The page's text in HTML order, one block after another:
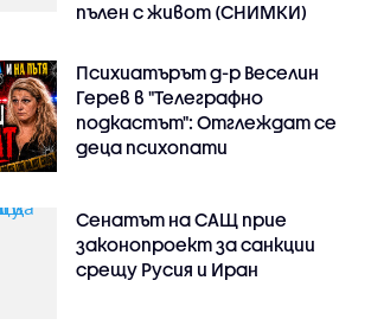
пълен с живот (СНИМКИ)
Психиатърът д-р Веселин
Герев в "Телеграфно
подкастът": Отглеждат се
деца психопати
Сенатът на САЩ прие
законопроект за санкции
срещу Русия и Иран